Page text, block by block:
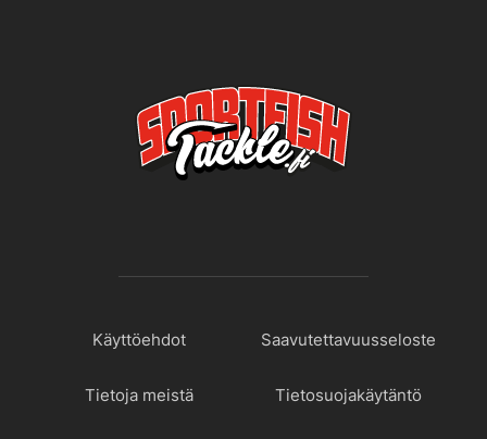
Käyttöehdot Saavutettavuusseloste
Tietoja meistä Tietosuojakäytäntö